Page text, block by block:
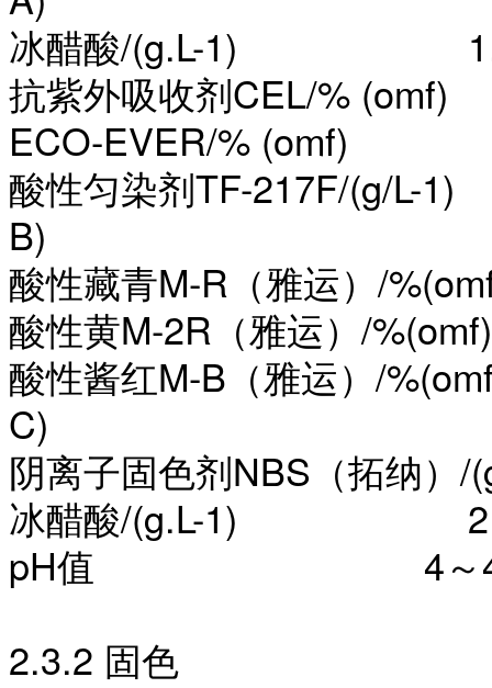
冰醋酸/(g.L-1)
抗紫外吸收剂CEL/%
ECO-EVER/%
酸性匀染剂TF-217F/(g/
B)
酸性藏青M-R（雅运）/
酸性黄M-2R（雅运）/
酸性酱红M-B（雅运）/
C)
阴离子固色剂NBS（拓纳
冰醋酸/(g.L-1) 2
pH值 4～
2.3.2 固色